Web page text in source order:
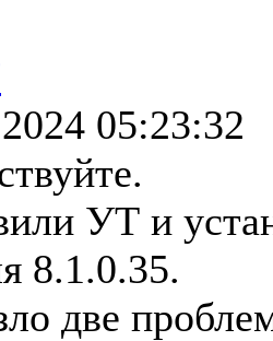
05:23:32
УТ и
8.1.0.35.
две